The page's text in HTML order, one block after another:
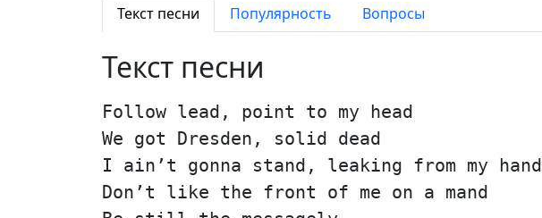
Текст песни Популярность Вопросы
Текст песни
Follow lead, point to my head
We got Dresden, solid dead
I ain’t gonna stand, leaking from my hand
Don’t like the front of me on a mand